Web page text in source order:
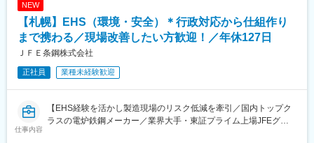
業務や役割に挑戦できる機会があります。
■雇用形態補足：
【契約社員の場合】
※正社員登用制度あり
・契約の更新：あり（業務習熟度・勤務実績等に応じて更新）
変更の範囲：会社の定める業務
（1）安全対策の企画、立案、実行
（2）現場および工場の安全パトロール実施
（3）ミス、不具合、事故、ヒヤリハット事例の分析と再発防止策
（4）安全作業基準やマニュアル類の整備・見直し
（6）労災発生時の是正・改善対応
（7）ISO 45001等の運用・監査への対応
NEW
【札幌】EHS（環境・安全）＊行政対応から仕組作り
まで携わる／現場改善したい方歓迎！／年休127日
ＪＦＥ条鋼株式会社
正社員 業種未経験歓迎
仕事内容
【EHS経験を活かし製造現場のリスク低減を牽引／国内トップク
ラスの電炉鉄鋼メーカー／業界大手・東証プライム上場JFEグル